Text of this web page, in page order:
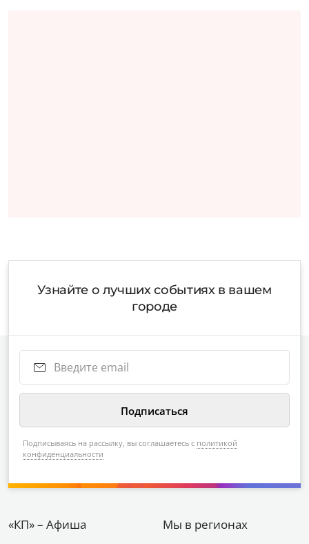
Узнайте о лучших событиях в вашем
городе
Подписываясь на рассылку, вы соглашаетесь с политикой
конфиденциальности
«КП» – Афиша Мы в регионах